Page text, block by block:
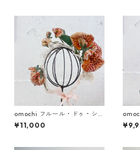
omochi フルール・ドゥ・シル
ク 蘭 (ドール用ヘッドドレス)
¥11,000
ク朝
レス)